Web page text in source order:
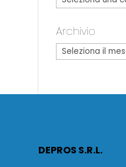
Archivio
DEPROS S.R.L.